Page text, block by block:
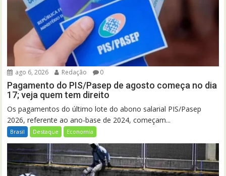
ago 6, 2026 Redação 0
Pagamento do PIS/Pasep de agosto começa no dia
17; veja quem tem direito
Os pagamentos do último lote do abono salarial PIS/Pasep
2026, referente ao ano-base de 2024, começam...
Brasil Destaque Economia